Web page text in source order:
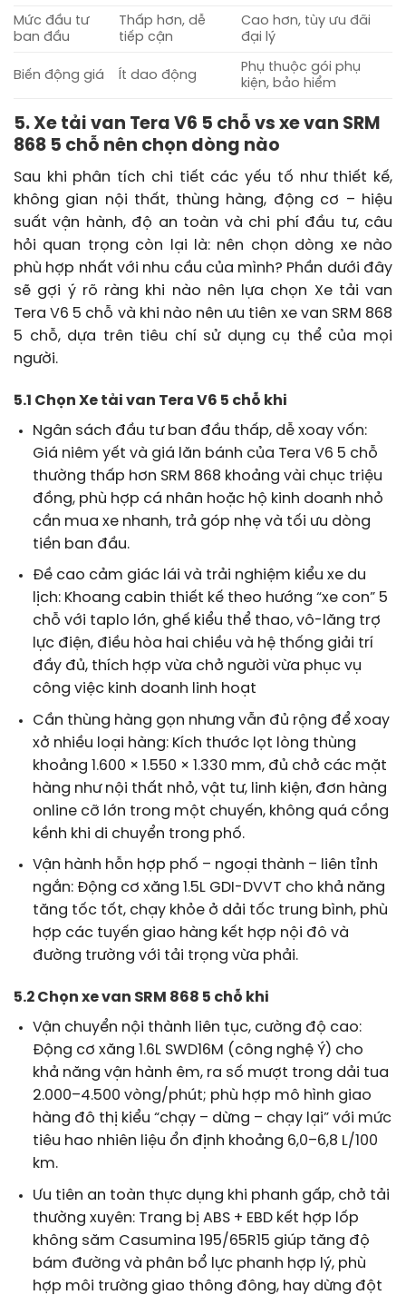
Mức đầu tư
ban đầu
Thấp hơn, dễ
tiếp cận
Cao hơn, tùy ưu đãi
đại lý
Biến động giá Ít dao động
Phụ thuộc gói phụ
kiện, bảo hiểm
5. Xe tải van Tera V6 5 chỗ vs xe van SRM
868 5 chỗ nên chọn dòng nào
Sau khi phân tích chi tiết các yếu tố như thiết kế,
không gian nội thất, thùng hàng, động cơ – hiệu
suất vận hành, độ an toàn và chi phí đầu tư, câu
hỏi quan trọng còn lại là: nên chọn dòng xe nào
phù hợp nhất với nhu cầu của mình? Phần dưới đây
sẽ gợi ý rõ ràng khi nào nên lựa chọn Xe tải van
Tera V6 5 chỗ và khi nào nên ưu tiên xe van SRM 868
5 chỗ, dựa trên tiêu chí sử dụng cụ thể của mọi
người.
5.1 Chọn Xe tải van Tera V6 5 chỗ khi
Ngân sách đầu tư ban đầu thấp, dễ xoay vốn:
Giá niêm yết và giá lăn bánh của Tera V6 5 chỗ
thường thấp hơn SRM 868 khoảng vài chục triệu
đồng, phù hợp cá nhân hoặc hộ kinh doanh nhỏ
cần mua xe nhanh, trả góp nhẹ và tối ưu dòng
tiền ban đầu.
Đề cao cảm giác lái và trải nghiệm kiểu xe du
lịch: Khoang cabin thiết kế theo hướng “xe con” 5
chỗ với taplo lớn, ghế kiểu thể thao, vô-lăng trợ
lực điện, điều hòa hai chiều và hệ thống giải trí
đầy đủ, thích hợp vừa chở người vừa phục vụ
công việc kinh doanh linh hoạt
Cần thùng hàng gọn nhưng vẫn đủ rộng để xoay
xở nhiều loại hàng: Kích thước lọt lòng thùng
khoảng 1.600 × 1.550 × 1.330 mm, đủ chở các mặt
hàng như nội thất nhỏ, vật tư, linh kiện, đơn hàng
online cỡ lớn trong một chuyến, không quá cồng
kềnh khi di chuyển trong phố.
Vận hành hỗn hợp phố – ngoại thành – liên tỉnh
ngắn: Động cơ xăng 1.5L GDI-DVVT cho khả năng
tăng tốc tốt, chạy khỏe ở dải tốc trung bình, phù
hợp các tuyến giao hàng kết hợp nội đô và
đường trường với tải trọng vừa phải.
5.2 Chọn xe van SRM 868 5 chỗ khi
Vận chuyển nội thành liên tục, cường độ cao:
Động cơ xăng 1.6L SWD16M (công nghệ Ý) cho
khả năng vận hành êm, ra số mượt trong dải tua
2.000–4.500 vòng/phút; phù hợp mô hình giao
hàng đô thị kiểu “chạy – dừng – chạy lại” với mức
tiêu hao nhiên liệu ổn định khoảng 6,0–6,8 L/100
km.
Ưu tiên an toàn thực dụng khi phanh gấp, chở tải
thường xuyên: Trang bị ABS + EBD kết hợp lốp
không săm Casumina 195/65R15 giúp tăng độ
bám đường và phân bổ lực phanh hợp lý, phù
hợp môi trường giao thông đông, hay dừng đột